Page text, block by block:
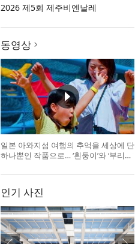
2026 제5회 제주비엔날레
동영상
일본 아와지섬 여행의 추억을 세상에 단
하나뿐인 작품으로… ‘흰둥이’와 ‘부리부
인기 사진